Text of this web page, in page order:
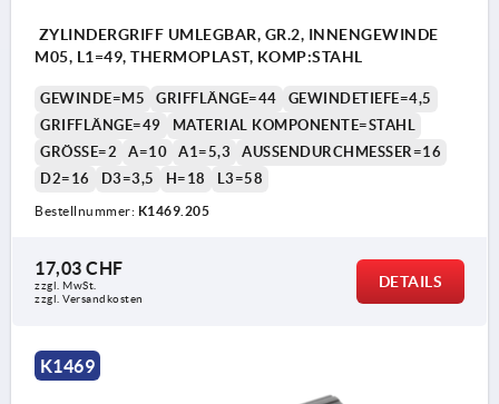
ZYLINDERGRIFF UMLEGBAR, GR.2, INNENGEWINDE
M05, L1=49, THERMOPLAST, KOMP:STAHL
GEWINDE=M5 GRIFFLÄNGE=44
GEWINDETIEFE=4,5
GRIFFLÄNGE=49
MATERIAL KOMPONENTE=STAHL
GRÖSSE=2
A=10 A1=5,3
AUSSENDURCHMESSER=16
D2=16
D3=3,5 H=18 L3=58
Bestellnummer: K1469.205
17,03 CHF
zzgl. MwSt.
zzgl. Versandkosten
DETAILS
K1469